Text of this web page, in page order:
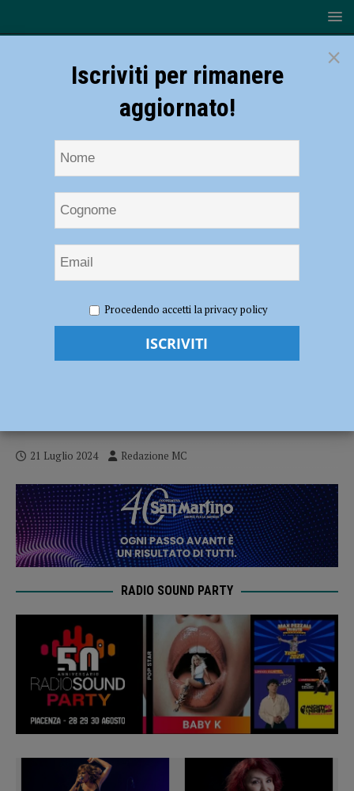
al Val Tidone Festival 2024 il 23 luglio. Tango protagonista il 27 luglio
con Lorenza Fontana
Irene Grandi al Val Tidone Festival 2024 il
21 Luglio 2024 Redazione MC
RADIO SOUND PARTY
×
Iscriviti per rimanere
aggiornato!
Procedendo accetti la privacy policy